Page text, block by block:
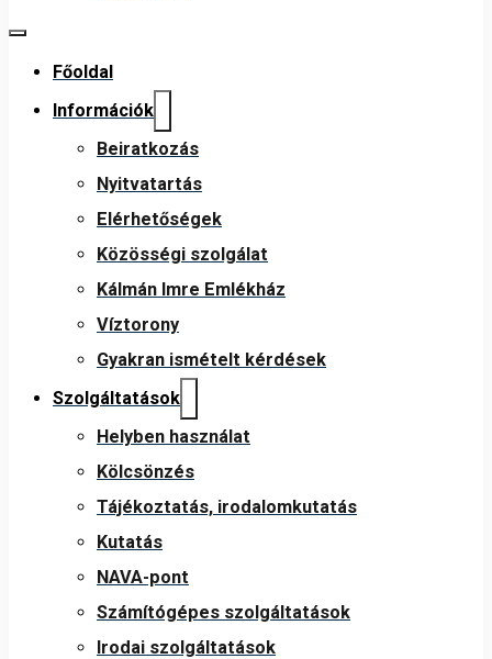
Főoldal
Információk
Beiratkozás
Nyitvatartás
Elérhetőségek
Közösségi szolgálat
Kálmán Imre Emlékház
Víztorony
Gyakran ismételt kérdések
Szolgáltatások
Helyben használat
Kölcsönzés
Tájékoztatás, irodalomkutatás
Kutatás
NAVA-pont
Számítógépes szolgáltatások
Irodai szolgáltatások